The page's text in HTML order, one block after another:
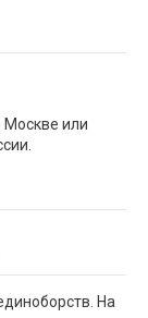
Москве или
На